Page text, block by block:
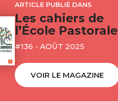
ARTICLE PUBLIÉ DANS
Les cahiers de
l’École Pastorale
#136 - AOÛT 2025
VOIR LE MAGAZINE